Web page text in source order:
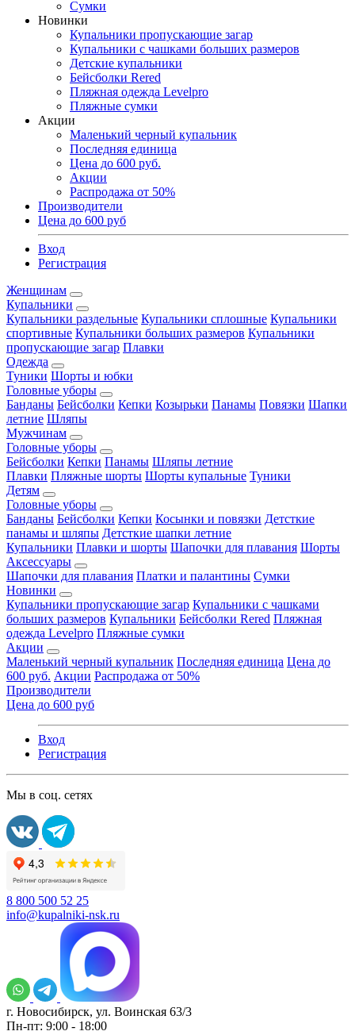
Сумки
Новинки
Купальники пропускающие загар
Купальники с чашками больших размеров
Детские купальники
Бейсболки Rered
Пляжная одежда Levelpro
Пляжные сумки
Акции
Маленький черный купальник
Последняя единица
Цена до 600 руб.
Акции
Распродажа от 50%
Производители
Цена до 600 руб
Вход
Регистрация
Женщинам
Купальники
Купальники раздельные Купальники сплошные Купальники
спортивные Купальники больших размеров Купальники
пропускающие загар Плавки
Одежда
Туники Шорты и юбки
Головные уборы
Банданы Бейсболки Кепки Козырьки Панамы Повязки Шапки
летние Шляпы
Мужчинам
Головные уборы
Бейсболки Кепки Панамы Шляпы летние
Плавки Пляжные шорты Шорты купальные Туники
Детям
Головные уборы
Банданы Бейсболки Кепки Косынки и повязки Детсткие
панамы и шляпы Детсткие шапки летние
Купальники Плавки и шорты Шапочки для плавания Шорты
Аксессуары
Шапочки для плавания Платки и палантины Сумки
Новинки
Купальники пропускающие загар Купальники с чашками
больших размеров Купальники Бейсболки Rered Пляжная
одежда Levelpro Пляжные сумки
Акции
Маленький черный купальник Последняя единица Цена до
600 руб. Акции Распродажа от 50%
Производители
Цена до 600 руб
Вход
Регистрация
Мы в соц. сетях
8 800 500 52 25
info@kupalniki-nsk.ru
г. Новосибирск, ул. Воинская 63/3
Пн-пт: 9:00 - 18:00